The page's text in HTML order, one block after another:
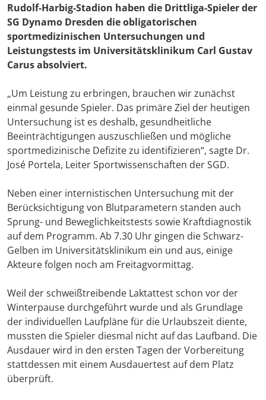
Rudolf-Harbig-Stadion haben die Drittliga-Spieler der
SG Dynamo Dresden die obligatorischen
sportmedizinischen Untersuchungen und
Leistungstests im Universitätsklinikum Carl Gustav
Carus absolviert.
„Um Leistung zu erbringen, brauchen wir zunächst
einmal gesunde Spieler. Das primäre Ziel der heutigen
Untersuchung ist es deshalb, gesundheitliche
Beeinträchtigungen auszuschließen und mögliche
sportmedizinische Defizite zu identifizieren“, sagte Dr.
José Portela, Leiter Sportwissenschaften der SGD.
Neben einer internistischen Untersuchung mit der
Berücksichtigung von Blutparametern standen auch
Sprung- und Beweglichkeitstests sowie Kraftdiagnostik
auf dem Programm. Ab 7.30 Uhr gingen die Schwarz-
Gelben im Universitätsklinikum ein und aus, einige
Akteure folgen noch am Freitagvormittag.
Weil der schweißtreibende Laktattest schon vor der
Winterpause durchgeführt wurde und als Grundlage
der individuellen Laufpläne für die Urlaubszeit diente,
mussten die Spieler diesmal nicht auf das Laufband. Die
Ausdauer wird in den ersten Tagen der Vorbereitung
stattdessen mit einem Ausdauertest auf dem Platz
überprüft.